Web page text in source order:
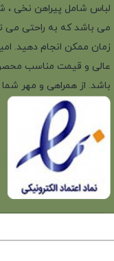
لباس شامل پیراهن نخی ،
می باشد که به راحتی می
زمان ممکن انجام دهید.
عالی و قیمت مناسب
باشد. از همراهی و مهر شما